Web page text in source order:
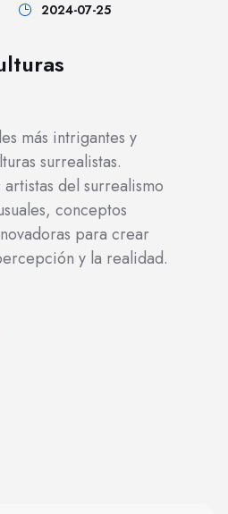
2024-07-25
más intrigantes y
surrealistas.
del surrealismo
conceptos
para crear
y la realidad.